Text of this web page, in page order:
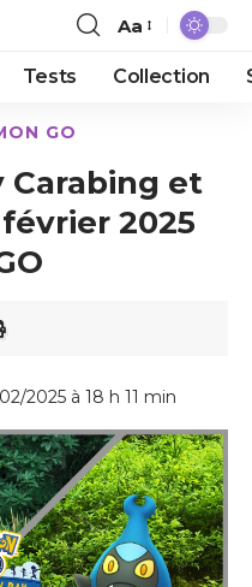
Aa
Tests Collection
GO
Carabing et
2025
2025 à 18 h 11 min